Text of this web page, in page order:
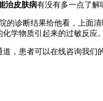
治皮肤病有没有多一点了解
的诊断结果给他看，上面
学物质引起来的过敏反应。
，患者可以在线咨询我们